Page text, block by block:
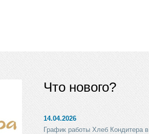
Что нового?
14.04.2026
График работы Хлеб Кондитера в